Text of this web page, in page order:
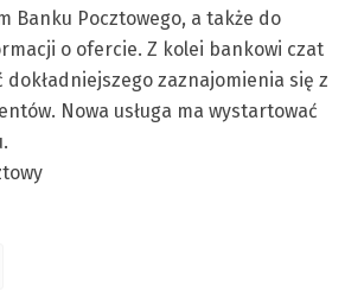
Banku Pocztowego, a także do
o ofercie. Z kolei bankowi czat
dokładniejszego zaznajomienia się z
Nowa usługa ma wystartować